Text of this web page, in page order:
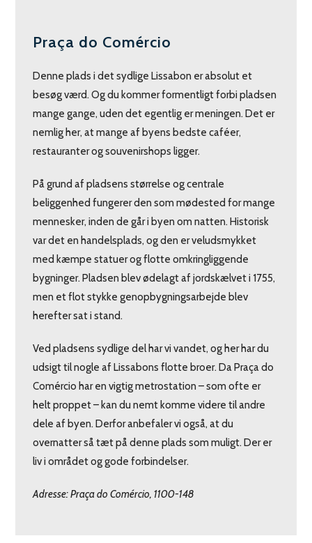
Praça do Comércio
Denne plads i det sydlige Lissabon er absolut et
besøg værd. Og du kommer formentligt forbi pladsen
mange gange, uden det egentlig er meningen. Det er
nemlig her, at mange af byens bedste caféer,
restauranter og souvenirshops ligger.
På grund af pladsens størrelse og centrale
beliggenhed fungerer den som mødested for mange
mennesker, inden de går i byen om natten. Historisk
var det en handelsplads, og den er veludsmykket
med kæmpe statuer og flotte omkringliggende
bygninger. Pladsen blev ødelagt af jordskælvet i 1755,
men et flot stykke genopbygningsarbejde blev
herefter sat i stand.
Ved pladsens sydlige del har vi vandet, og her har du
udsigt til nogle af Lissabons flotte broer. Da Praça do
Comércio har en vigtig metrostation – som ofte er
helt proppet – kan du nemt komme videre til andre
dele af byen. Derfor anbefaler vi også, at du
overnatter så tæt på denne plads som muligt. Der er
liv i området og gode forbindelser.
Adresse: Praça do Comércio, 1100-148